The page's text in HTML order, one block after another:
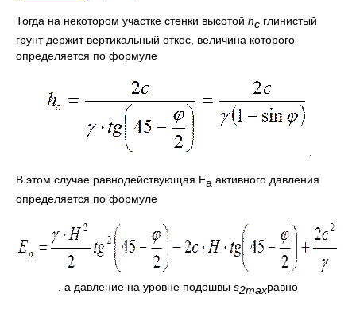
Тогда на некотором участке стенки высотой hс глинистый
грунт держит вертикальный откос, величина которого
определяется по формуле
В этом случае равнодействующая Еа активного давления
определяется по формуле
, а давление на уровне подошвы s2maxравно